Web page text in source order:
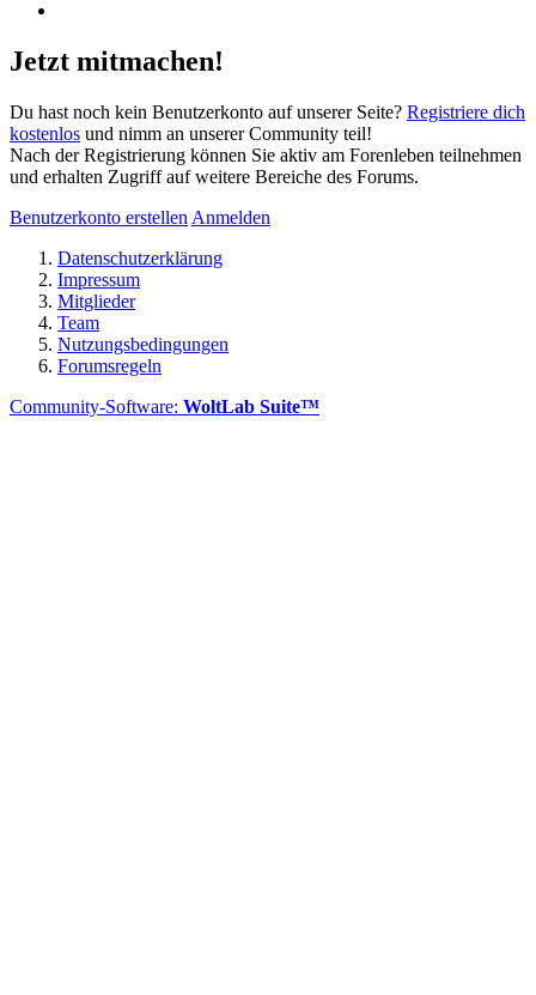
Jetzt mitmachen!
Du hast noch kein Benutzerkonto auf unserer Seite? Registriere dich
kostenlos und nimm an unserer Community teil!
Nach der Registrierung können Sie aktiv am Forenleben teilnehmen
und erhalten Zugriff auf weitere Bereiche des Forums.
Benutzerkonto erstellen Anmelden
Datenschutzerklärung
Impressum
Mitglieder
Team
Nutzungsbedingungen
Forumsregeln
Community-Software: WoltLab Suite™